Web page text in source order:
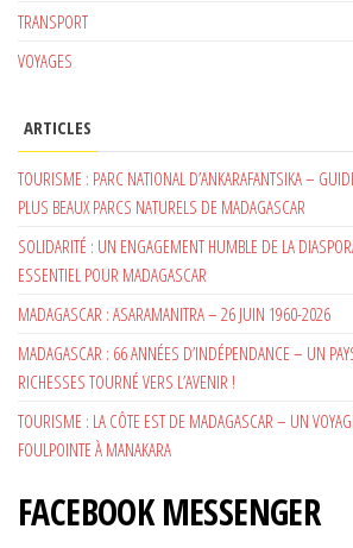
TRANSPORT
VOYAGES
ARTICLES
TOURISME : PARC NATIONAL D’ANKARAFANTSIKA –
PLUS BEAUX PARCS NATURELS DE MADAGASCAR
SOLIDARITÉ : UN ENGAGEMENT HUMBLE DE LA
ESSENTIEL POUR MADAGASCAR
MADAGASCAR : ASARAMANITRA – 26 JUIN 1960-2026
MADAGASCAR : 66 ANNÉES D’INDÉPENDANCE – UN
RICHESSES TOURNÉ VERS L’AVENIR !
TOURISME : LA CÔTE EST DE MADAGASCAR – UN
FOULPOINTE À MANAKARA
FACEBOOK MESSENGER